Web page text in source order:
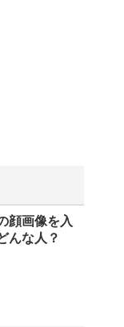
顔画像を入
んな人？